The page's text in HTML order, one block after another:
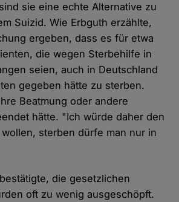
sie eine echte Alternative zu
Suizid. Wie Erbguth erzählte,
ergeben, dass es für etwa
die wegen Sterbehilfe in
seien, auch in Deutschland
gegeben hätte zu sterben.
Beatmung oder andere
hätte. "Ich würde daher den
sterben dürfe man nur in
die gesetzlichen
oft zu wenig ausgeschöpft.